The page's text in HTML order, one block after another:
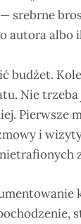
srebrne
autora albo
budżet.
Nie
Pierwsze
i